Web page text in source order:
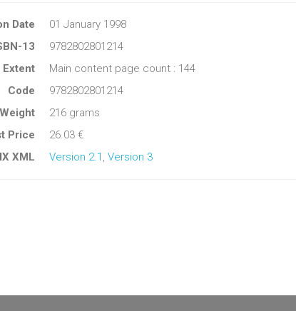
Date
01 January 1998
13
9782802801214
Extent
Main content page count : 144
Code
9782802801214
Weight
216 grams
Price
26.03 €
XML
Version 2.1 Version 3